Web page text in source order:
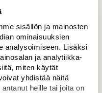
sisällön ja mainosten
ominaisuuksien
analysoimiseen. Lisäksi
ja analytiikka-
miten käytät
yhdistää näitä
heille tai joita on
varjo on tarkkaan
tekstin osuus jätettiin
“Tahdo hyvää”
taiteltuun valkoiseen
kauniin